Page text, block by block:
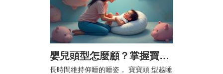
嬰兒頭型怎麼顧？掌握寶寶頭型黃金期5大關鍵，顧好漂亮頭型不扁頭！
長時間維持仰睡的睡姿， 寶寶頭 型越睡